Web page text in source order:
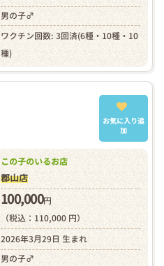
男の子♂
ワクチン回数: 3回済(6種・10種・10
種)
お気に入り追
加
この子のいるお店
郡山店
100,000円
（税込：110,000 円）
2026年3月29日 生まれ
男の子♂